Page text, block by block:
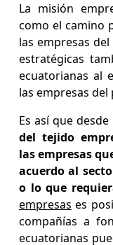
La misión
como el camino
las empresas
estratégicas
ecuatorianas al
las empresas del
Es así que
del tejido
las empresas
acuerdo al
o lo que
empresas es
compañías a
ecuatorianas